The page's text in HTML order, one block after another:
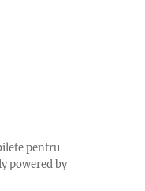
pentru
powered by